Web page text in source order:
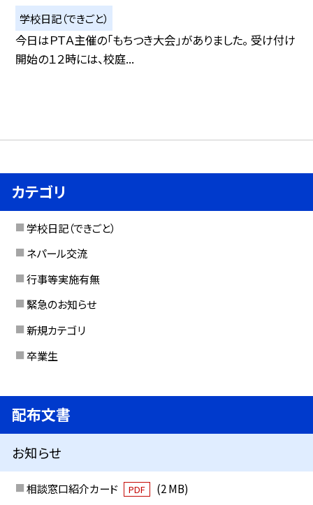
学校日記（できごと）
今日はＰＴＡ主催の「もちつき大会」がありました。 受け付け
開始の１２時には、校庭...
カテゴリ
学校日記（できごと）
ネパール交流
行事等実施有無
緊急のお知らせ
新規カテゴリ
卒業生
配布文書
お知らせ
相談窓口紹介カード PDF
(2 MB)